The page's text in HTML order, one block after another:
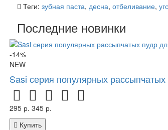
Теги: зубная паста, десна, отбеливание,
Последние новинки
-14%
NEW
Sasi серия популярных
295 р. 345 р.
Купить